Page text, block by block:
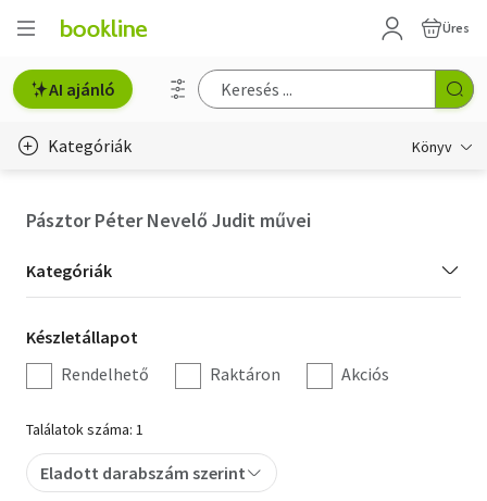
Üres
AI ajánló
Kategóriák Könyv
Hobbi, szabadidő
Irodalom
Művészet
Szakkönyv
Pásztor Péter Nevelő Judit művei
Kategória
szűrés
Kategóriák
Készletállapot
szűrés
Készletállapot
Rendelhető
Raktáron Akciós
Találatok száma: 1
Eladott darabszám szerint